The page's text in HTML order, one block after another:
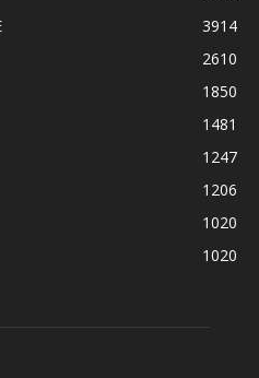
3914
2610
1850
1481
1247
1206
1020
1020